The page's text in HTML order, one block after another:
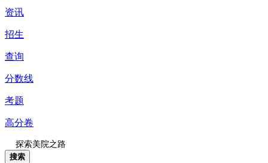
资讯
招生
查询
分数线
考题
高分卷
搜索